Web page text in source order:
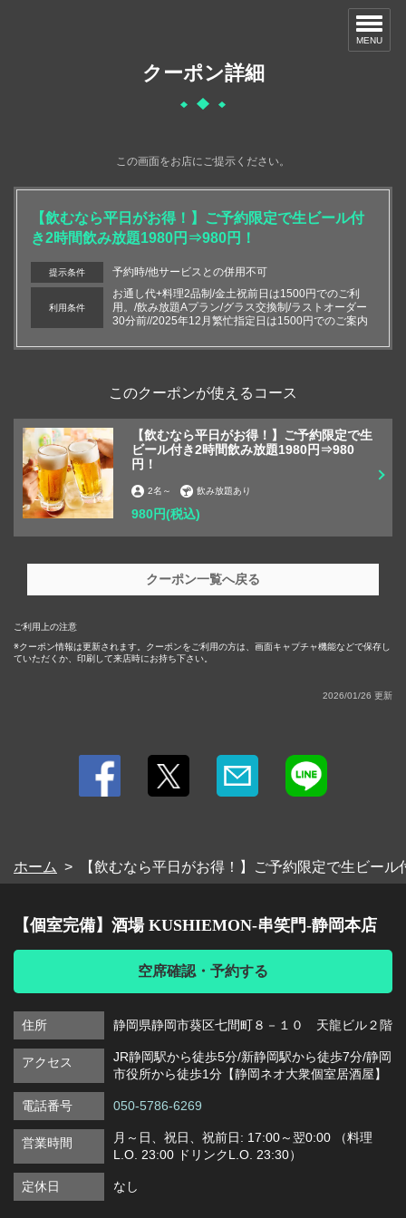
MENU
クーポン詳細
この画面をお店にご提示ください。
【飲むなら平日がお得！】ご予約限定で生ビール付
き2時間飲み放題1980円⇒980円！
提示条件 予約時/他サービスとの併用不可
利用条件
お通し代+料理2品制/金土祝前日は1500円でのご利
用。/飲み放題Aプラン/グラス交換制/ラストオーダー
30分前//2025年12月繁忙指定日は1500円でのご案内
このクーポンが使えるコース
【飲むなら平日がお得！】ご予約限定で生
ビール付き2時間飲み放題1980円⇒980
円！
2名 ～ 飲み放題あり
980円(税込)
クーポン一覧へ戻る
ご利用上の注意
クーポン情報は更新されます。クーポンをご利用の方は、画面キャプチャ機能などで保存し
ていただくか、印刷して来店時にお持ち下さい。
2026/01/26 更新
ホーム 【飲むなら平日がお得！】ご予約限定で生ビー
この店舗情報をシェアする
【飲むなら平日がお得！】ご予約限定で生ビール付き2時間
飲み放題1980円⇒980円！ | 【個室完備】酒場
https://kushiemon-shizuoka.owst.jp/coupons/186142245
【個室完備】酒場 KUSHIEMON-串笑門-静岡本店
空席確認・予約する
住所 静岡県静岡市葵区七間町８－１０ 天龍ビル２階
アクセス
JR静岡駅から徒歩5分/新静岡駅から徒歩7分/静岡
市役所から徒歩1分【静岡ネオ大衆個室居酒屋】
電話番号 050-5786-6269
営業時間
月～日、祝日、祝前日: 17:00～翌0:00 （料理
L.O. 23:00 ドリンクL.O. 23:30）
定休日 なし